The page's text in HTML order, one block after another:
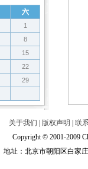
六
1
8
15
22
29
关于我们 版权声明
联
Copyright © 2001-2009
地址：北京市朝阳区白家